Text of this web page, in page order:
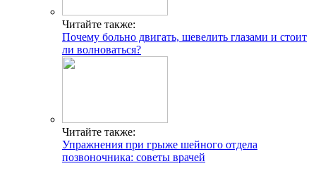
Читайте также:
Почему больно двигать, шевелить глазами и стоит
ли волноваться?
Читайте также:
Упражнения при грыже шейного отдела
позвоночника: советы врачей